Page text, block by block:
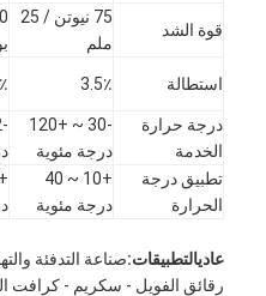
قوة الشد
75 نيوتن / 25
ملم
استطالة 3.5٪
درجة حرارة
الخدمة
-30 ~ +120
درجة مئوية
تطبيق درجة
الحرارة
+10 ~ 40
درجة مئوية
عاديالتطبيقات:صناعة التدفئة
رقائق الفويل - سكريم - كرافت